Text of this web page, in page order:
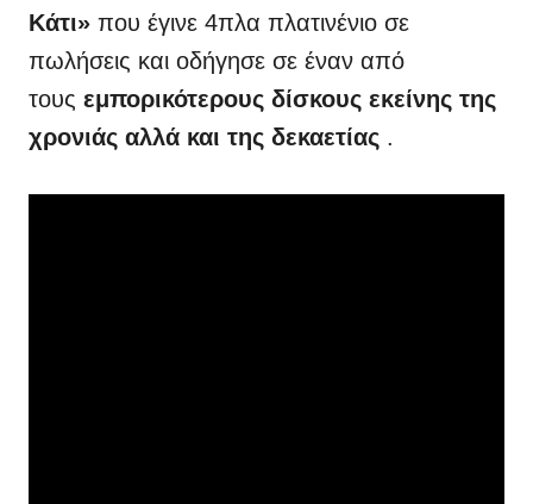
Κάτι» που έγινε 4πλα πλατινένιο σε
πωλήσεις και οδήγησε σε έναν από
τους εμπορικότερους δίσκους εκείνης της
χρονιάς αλλά και της δεκαετίας .